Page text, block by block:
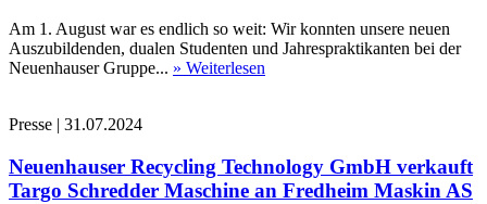
Am 1. August war es endlich so weit: Wir konnten unsere neuen
Auszubildenden, dualen Studenten und Jahrespraktikanten bei der
Neuenhauser Gruppe... » Weiterlesen
Presse | 31.07.2024
Neuenhauser Recycling Technology GmbH verkauft
Targo Schredder Maschine an Fredheim Maskin AS